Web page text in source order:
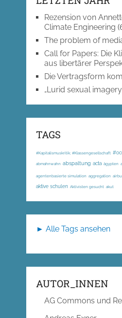
Rezension von
Climate Engineering
The problem of
Call for Papers: Die
aus libertärer
Die Vertragsform
„Lurid sexual
TAGS
#Kapitalismuskritik; #Klassengesellschaft
abmahnwahn abspaltung acta ägypten
agentenbasierte simulation aggregation
aktive schulen Aktivisten gesucht akut
► Alle Tags ansehen
AUTOR_INNEN
AG Commons und